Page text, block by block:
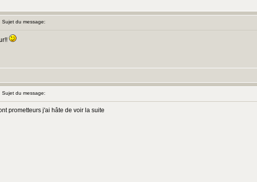
Sujet du message:
Sujet du message:
prometteurs j'ai hâte de voir la suite